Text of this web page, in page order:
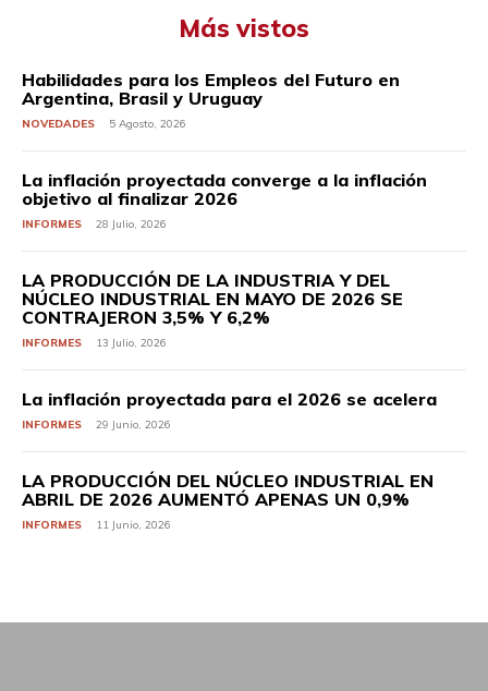
Más vistos
Habilidades para los Empleos del Futuro en
Argentina, Brasil y Uruguay
NOVEDADES 5 Agosto, 2026
La inflación proyectada converge a la inflación
objetivo al finalizar 2026
INFORMES 28 Julio, 2026
LA PRODUCCIÓN DE LA INDUSTRIA Y DEL
NÚCLEO INDUSTRIAL EN MAYO DE 2026 SE
CONTRAJERON 3,5% Y 6,2%
INFORMES 13 Julio, 2026
La inflación proyectada para el 2026 se acelera
INFORMES 29 Junio, 2026
LA PRODUCCIÓN DEL NÚCLEO INDUSTRIAL EN
ABRIL DE 2026 AUMENTÓ APENAS UN 0,9%
INFORMES 11 Junio, 2026